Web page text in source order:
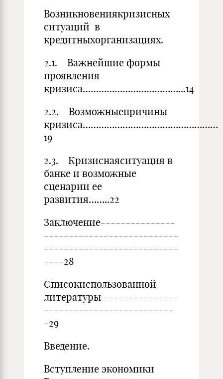
Возникновениякризисных
ситуаций в
кредитныхорганизациях.
2.1. Важнейшие формы
проявления
кризиса………………………………...14
2.2. Возможныепричины
кризиса……………………………………………
19
2.3. Кризиснаяситуация в
банке и возможные
сценарии ее
развития……..22
Заключение---------------
---------------------------
---------------------------
----28
Списокиспользованной
литературы ---------------
--------------------------
-29
Введение.
Вступление экономики